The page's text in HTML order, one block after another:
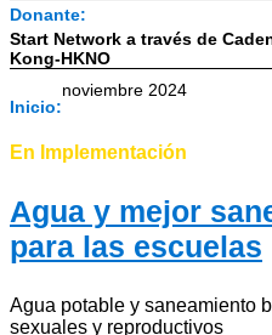
Donante:
Start Network a través de
Kong-HKNO
Inicio:
noviembre 2024
En Implementación
Agua y mejor
para las escuelas
Agua potable y saneamiento
sexuales y reproductivos